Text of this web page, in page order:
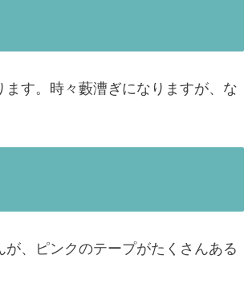
す。時々藪漕ぎになりますが、な
、ピンクのテープがたくさんある